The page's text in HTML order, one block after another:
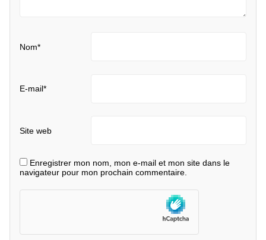
Nom*
E-mail*
Site web
Enregistrer mon nom, mon e-mail et mon site dans le
navigateur pour mon prochain commentaire.